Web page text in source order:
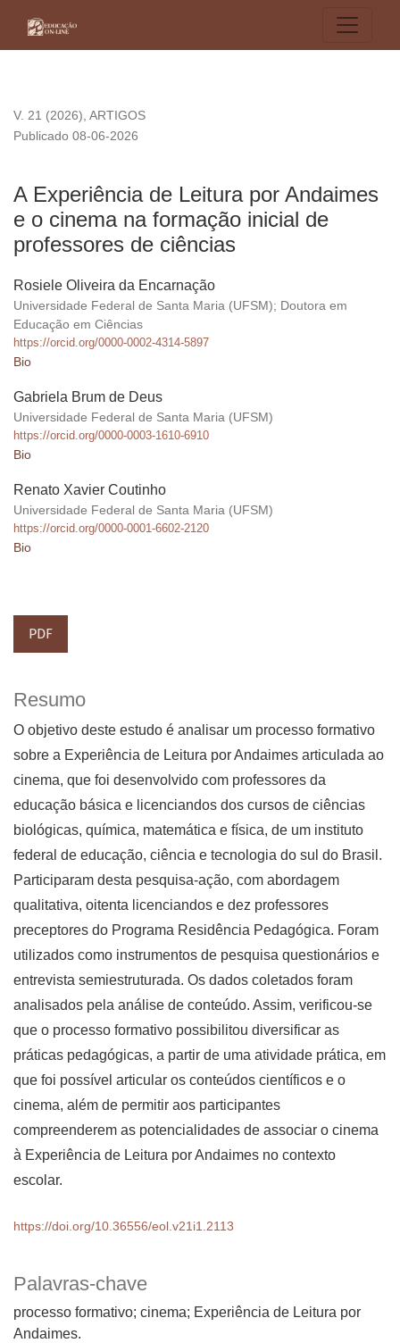
V. 21 (2026), ARTIGOS
A Experiência de Leitura por Andaimes
e o cinema na formação inicial de
professores de ciências
Publicado 08-06-2026
Rosiele Oliveira da Encarnação
Universidade Federal de Santa Maria (UFSM); Doutora em
Educação em Ciências
https://orcid.org/0000-0002-4314-5897
Bio
Gabriela Brum de Deus
Universidade Federal de Santa Maria (UFSM)
https://orcid.org/0000-0003-1610-6910
Bio
Renato Xavier Coutinho
Universidade Federal de Santa Maria (UFSM)
https://orcid.org/0000-0001-6602-2120
Bio
PDF
Palavras-chave
processo formativo; cinema; Experiência de Leitura por
Andaimes.
Resumo
O objetivo deste estudo é analisar um processo formativo
sobre a Experiência de Leitura por Andaimes articulada ao
cinema, que foi desenvolvido com professores da
educação básica e licenciandos dos cursos de ciências
biológicas, química, matemática e física, de um instituto
federal de educação, ciência e tecnologia do sul do Brasil.
Participaram desta pesquisa-ação, com abordagem
qualitativa, oitenta licenciandos e dez professores
preceptores do Programa Residência Pedagógica. Foram
utilizados como instrumentos de pesquisa questionários e
entrevista semiestruturada. Os dados coletados foram
analisados pela análise de conteúdo. Assim, verificou-se
que o processo formativo possibilitou diversificar as
práticas pedagógicas, a partir de uma atividade prática, em
que foi possível articular os conteúdos científicos e o
cinema, além de permitir aos participantes
compreenderem as potencialidades de associar o cinema
à Experiência de Leitura por Andaimes no contexto
escolar.
https://doi.org/10.36556/eol.v21i1.2113